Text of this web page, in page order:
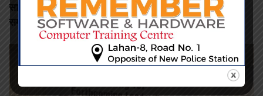
सार्वजनिक विकासमा निजी त्याग: वडा कार्यालयका लागि जग्गा दिए
समाजसेवी न्यौपानेले